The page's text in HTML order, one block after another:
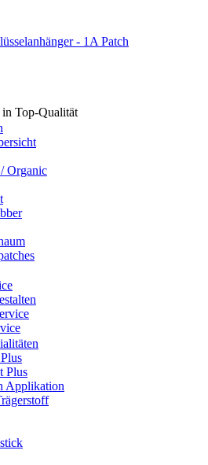
Top-Qualität
Organic
Plus
Applikation